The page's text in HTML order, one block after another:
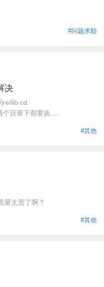
#问题求助
决
lib cd
目录下都要执 ...
#其他
量太贵了啊？
#其他